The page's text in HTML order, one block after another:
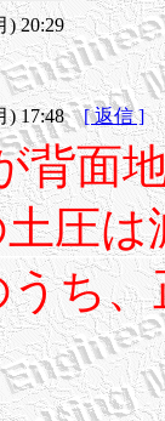
20:29
) 17:48[ 返信 ]
背面
圧
ち